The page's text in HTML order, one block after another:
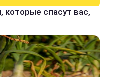
спасут вас,